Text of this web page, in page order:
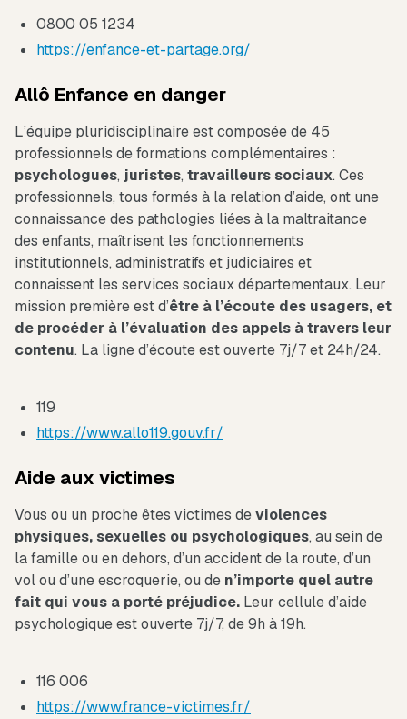
0800 05 1234
https://enfance-et-partage.org/
Allô Enfance en danger
L’équipe pluridisciplinaire est composée de 45
professionnels de formations complémentaires :
psychologues, juristes, travailleurssociaux. Ces
professionnels, tous formés à la relation d’aide, ont une
connaissance des pathologies liées à la maltraitance
des enfants, maîtrisent les fonctionnements
institutionnels, administratifs et judiciaires et
connaissent les services sociaux départementaux. Leur
mission première est d’être à l’écoute des usagers, et
de procéder à l’évaluation des appels à travers leur
contenu. La ligne d’écoute est ouverte 7j/7 et 24h/24.
119
https://www.allo119.gouv.fr/
Aide aux victimes
Vous ou un proche êtes victimes deviolences
physiques, sexuelles ou psychologiques, au sein de
la famille ou en dehors, d’un accident de la route, d’un
vol ou d’une escroquerie, ou de n’importe quel autre
fait qui vous a porté préjudice. Leur cellule d’aide
psychologique est ouverte 7j/7, de 9h à 19h.
116 006
https://www.france-victimes.fr/